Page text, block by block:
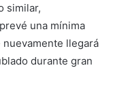
similar,
una mínima
nuevamente llegará
durante gran